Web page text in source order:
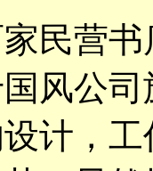
营书
风公
计，